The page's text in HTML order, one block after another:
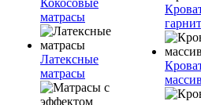
Кокосовые
матрасы
Латексные
матрасы